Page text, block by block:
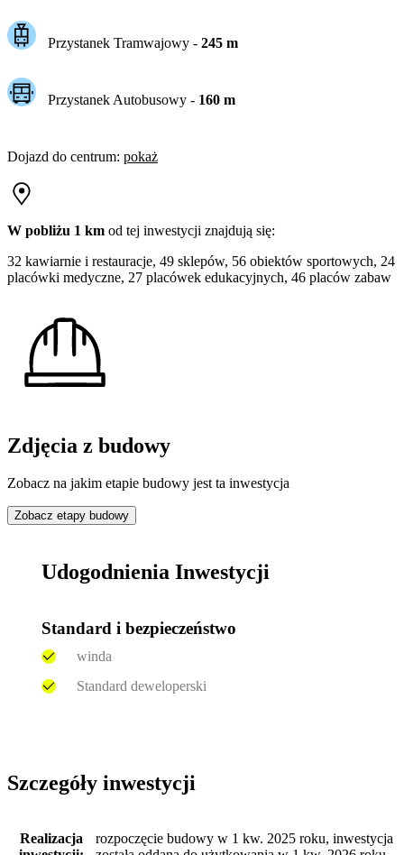
Przystanek Tramwajowy - 245m
Przystanek Autobusowy - 160m
Dojazd do centrum: pokaż
W pobliżu 1 km od tej inwestycji znajdują się:
32 kawiarnie i restauracje, 49 sklepów, 56 obiektów sportowych, 24
placówki medyczne, 27 placówek edukacyjnych, 46 placów zabaw
Zdjęcia z budowy
Zobacz na jakim etapie budowy jest ta inwestycja
Zobacz etapy budowy
Udogodnienia Inwestycji
Standard i bezpieczeństwo
winda
Standard deweloperski
Szczegóły inwestycji
Realizacja
rozpoczęcie budowy w 1 kw. 2025 roku, inwestycja